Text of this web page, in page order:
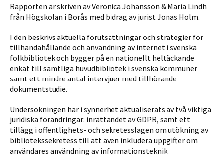
Rapporten är skriven av Veronica Johansson & Maria Lindh
från Högskolan i Borås med bidrag av jurist Jonas Holm.
I den beskrivs aktuella förutsättningar och strategier för
tillhandahållande och användning av internet i svenska
folkbibliotek och bygger på en nationellt heltäckande
enkät till samtliga huvudbibliotek i svenska kommuner
samt ett mindre antal intervjuer med tillhörande
dokumentstudie.
Undersökningen har i synnerhet aktualiserats av två viktiga
juridiska förändringar: inrättandet av GDPR, samt ett
tillägg i offentlighets- och sekretesslagen om utökning av
bibliotekssekretess till att även inkludera uppgifter om
användares användning av informationsteknik.